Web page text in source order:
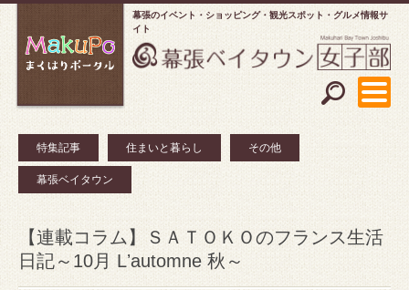
幕張のイベント・ショッピング
観光スポット・グルメ情報サ
イト
特集記事 住まいと暮らし その他
幕張ベイタウン
【連載コラム】ＳＡＴＯＫＯのフランス生活
日記～10月 Lʼautomne 秋～